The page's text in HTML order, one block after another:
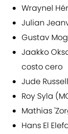
Wraynel
Julian
Gustav
Jaakko
costo cero
Jude
Roy Syla
Mathias
Hans El